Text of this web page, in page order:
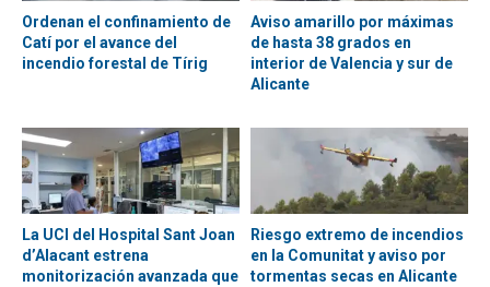
Ordenan el confinamiento de
Catí por el avance del
incendio forestal de Tírig
Aviso amarillo por máximas
de hasta 38 grados en
interior de Valencia y sur de
Alicante
La UCI del Hospital Sant Joan
d’Alacant estrena
monitorización avanzada que
Riesgo extremo de incendios
en la Comunitat y aviso por
tormentas secas en Alicante